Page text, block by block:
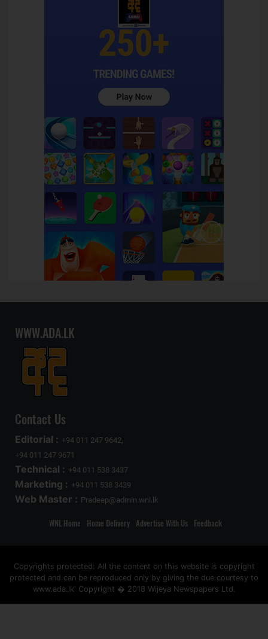
WWW.ADA.LK
Contact Us
Editorial : +94 011 247 9642,
+94 011 247 9671
Technical : +94 011 538 3437
Marketing : +94 011 538 3439
Web Master : Pradeep@admin.wnl.lk
WNL Home Home Delivery Advertise With Us Feedback
Copyrights protected: All the content on this website is copyright
protected and can be reproduced only by giving the due courtesy to
www.ada.lk' Copyright � 2018 Wijeya Newspapers Ltd.